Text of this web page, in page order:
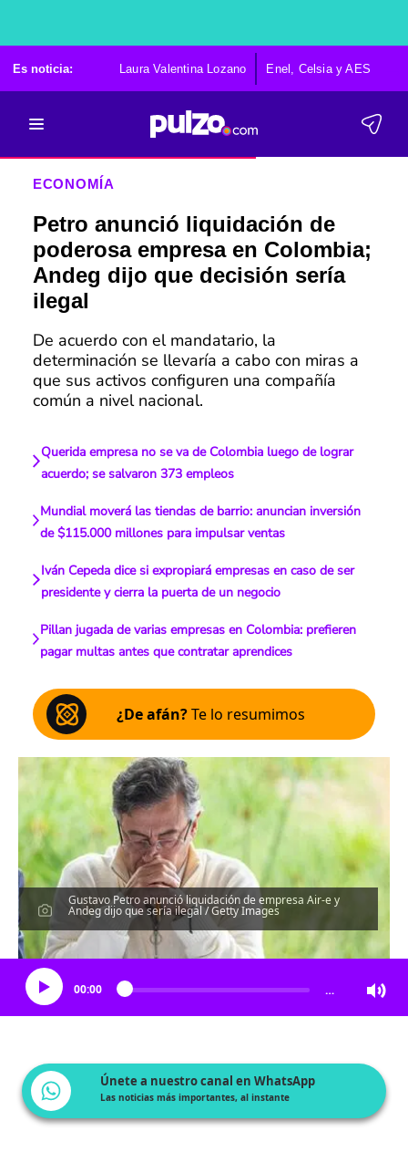
Es noticia: Laura Valentina Lozano Enel, Celsia y AES
ECONOMÍA
Petro anunció liquidación de
poderosa empresa en Colombia;
Andeg dijo que decisión sería
ilegal
De acuerdo con el mandatario, la
determinación se llevaría a cabo con miras a
que sus activos configuren una compañía
común a nivel nacional.
Querida empresa no se va de Colombia luego de lograr
acuerdo; se salvaron 373 empleos
Mundial moverá las tiendas de barrio: anuncian inversión
de $115.000 millones para impulsar ventas
Iván Cepeda dice si expropiará empresas en caso de ser
presidente y cierra la puerta de un negocio
Pillan jugada de varias empresas en Colombia: prefieren
pagar multas antes que contratar aprendices
¿De afán?Te lo resumimos
Gustavo Petro anunció liquidación de empresa Air-e y
Andeg dijo que sería ilegal / Getty Images
Escucha el artículo
00:00 …
Únete a nuestro canal en WhatsApp
Las noticias más importantes, al instante